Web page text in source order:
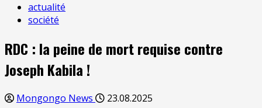
actualité
société
RDC : la peine de mort requise contre
Joseph Kabila !
Mongongo News 23.08.2025